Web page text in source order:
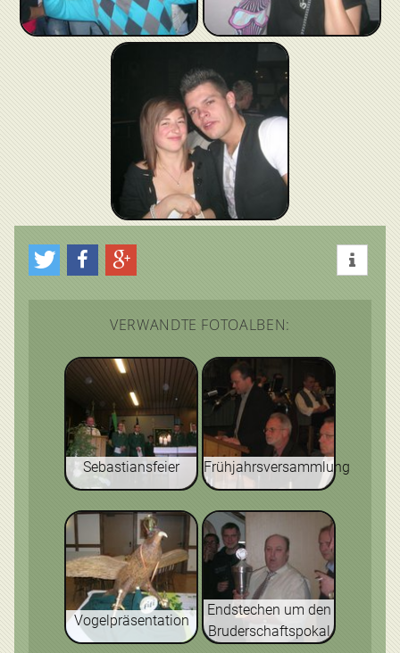
VERWANDTE FOTOALBEN:
Sebastiansfeier Frühjahrsversammlung
Vogelpräsentation
Endstechen um den
Bruderschaftspokal